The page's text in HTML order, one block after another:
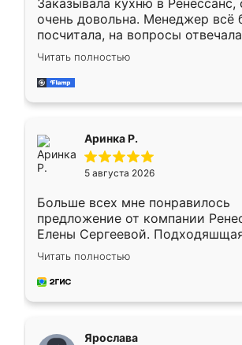
Заказывала кухню в Ренессанс,
очень довольна. Менеджер всё
посчитала, на вопросы
Замерщик приехал в субботу,
делу со всей
за день, ребята работали
Читать полностью
Аринка Р.
5 августа 2026
Больше всех мне понравилось
предложение от компании
Елены Сергеевой.
короткие сроки изготовления.
для замера сотрудник Владислав
предложил по моему эскизу
Читать полностью
Ярослава